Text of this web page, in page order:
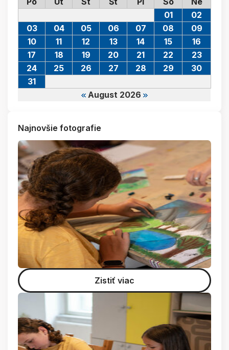
August 2026
01
02
03
04 05 06 07 08
09
10
11 12 13 14 15
16
17
18 19 20 21 22
23
24
25 26 27 28 29
30
31
Najnovšie fotografie
Zistiť viac